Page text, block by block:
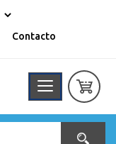
Contacto